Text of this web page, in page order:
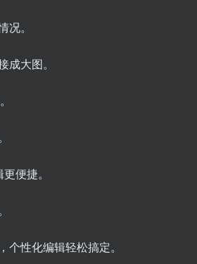
。
大图。
便捷。
性化编辑轻松搞定。